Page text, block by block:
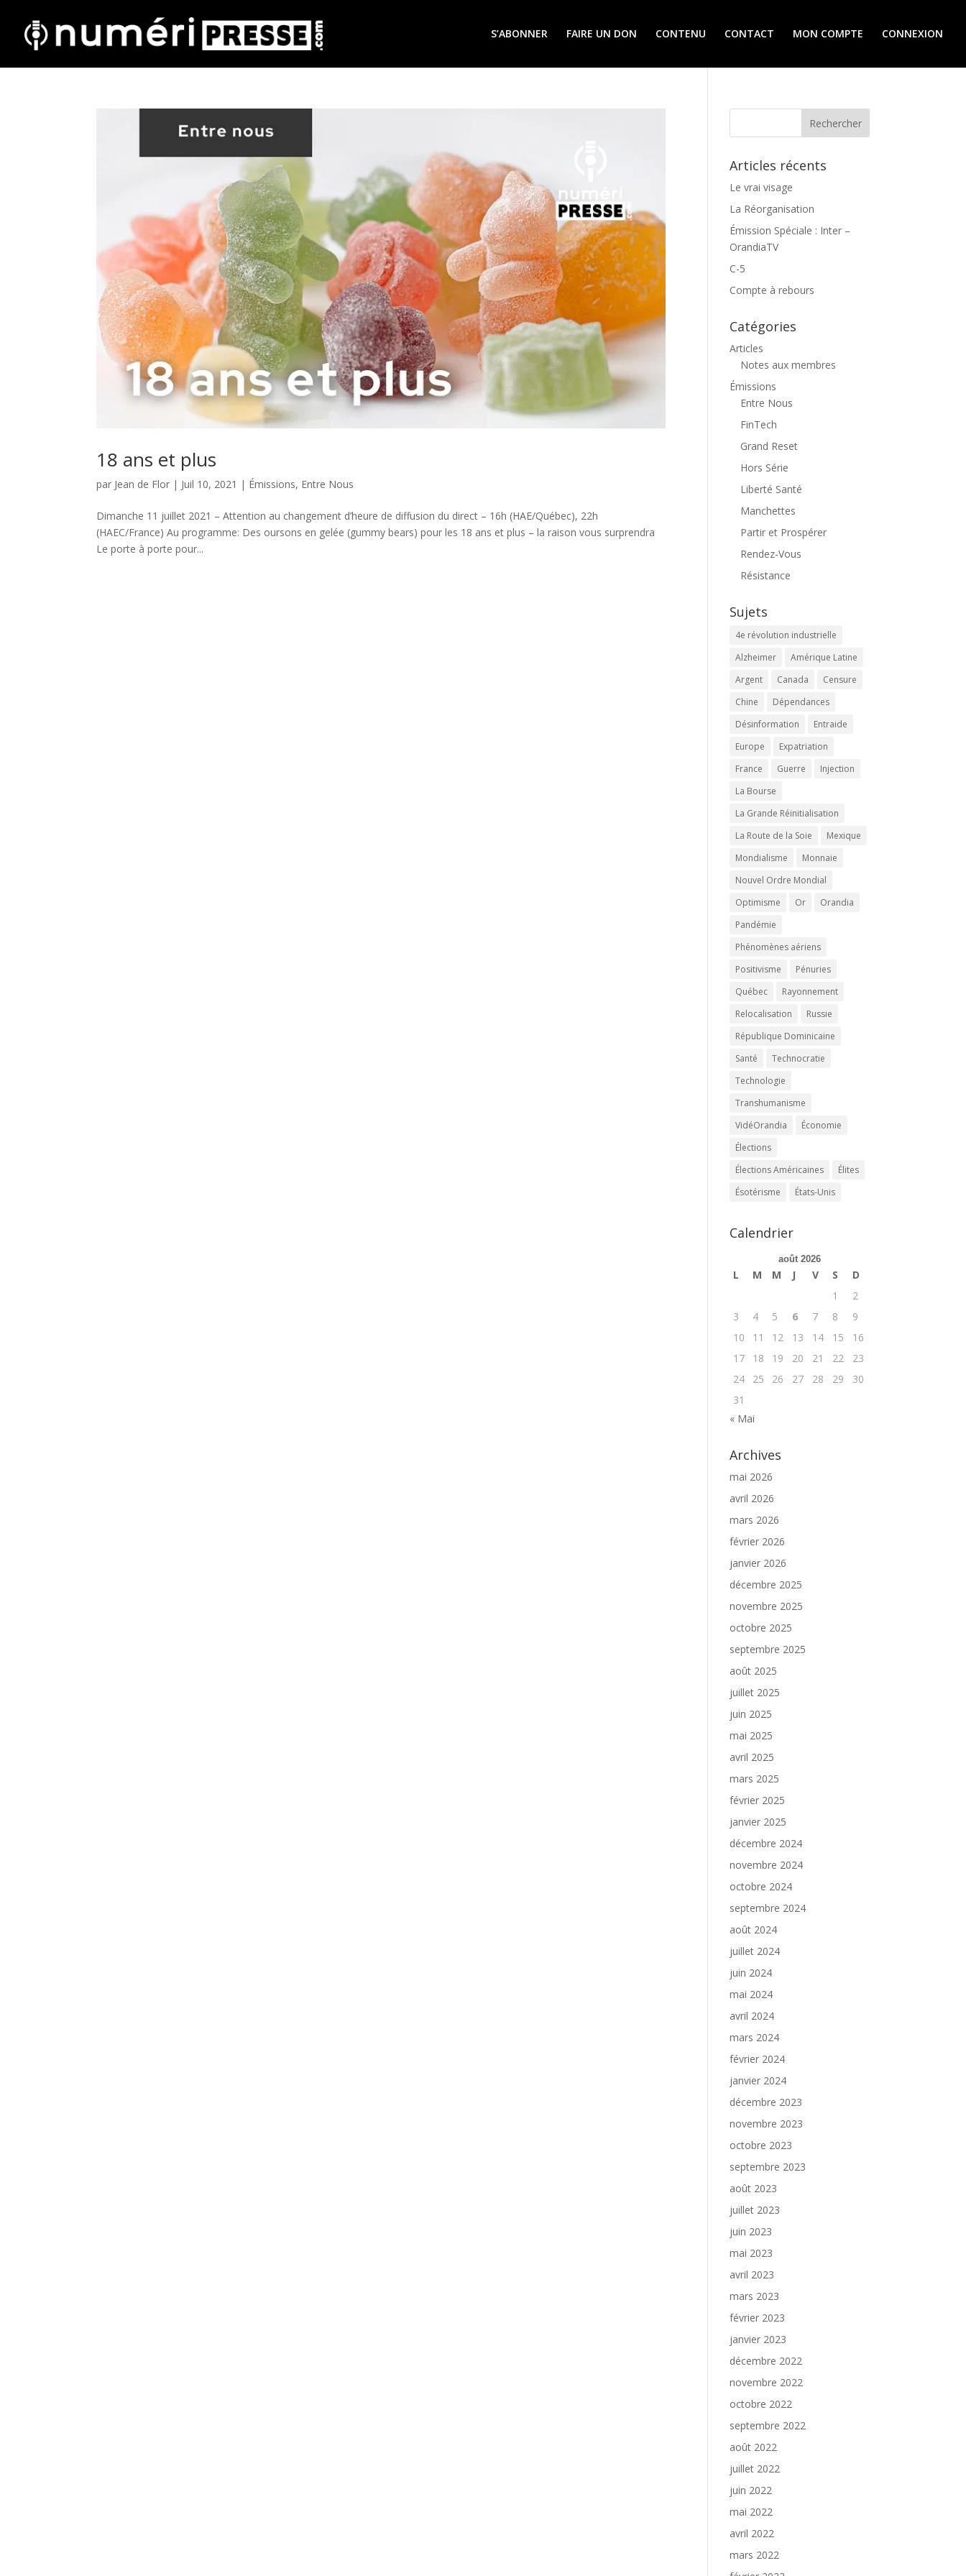
S’ABONNER FAIRE UN DON CONTENU CONTACT MON COMPTE CONNEXION
18 ans et plus
par Jean de Flor | Juil 10, 2021 | Émissions, Entre Nous
Dimanche 11 juillet 2021 – Attention au changement d’heure de diffusion du direct – 16h (HAE/Québec), 22h
(HAEC/France) Au programme: Des oursons en gelée (gummy bears) pour les 18 ans et plus – la raison vous surprendra
Le porte à porte pour...
Articles récents
Le vrai visage
La Réorganisation
Émission Spéciale : Inter –
OrandiaTV
C-5
Compte à rebours
Catégories
Articles
Notes aux membres
Émissions
Entre Nous
FinTech
Grand Reset
Hors Série
Liberté Santé
Manchettes
Partir et Prospérer
Rendez-Vous
Résistance
Sujets
4e révolution industrielle
Alzheimer
Amérique Latine
Argent
Canada
Censure
Chine
Dépendances
Désinformation
Entraide
Europe
Expatriation
France
Guerre
Injection
La Bourse
La Grande Réinitialisation
La Route de la Soie
Mexique
Mondialisme
Monnaie
Nouvel Ordre Mondial
Optimisme
Or
Orandia
Pandémie
Phénomènes aériens
Positivisme
Pénuries
Québec
Rayonnement
Relocalisation
Russie
République Dominicaine
Santé
Technocratie
Technologie
Transhumanisme
VidéOrandia
Économie
Élections
Élections Américaines
Élites
Ésotérisme
États-Unis
Calendrier
août 2026
L M M J V S
D
1
2
3
4 5 6 7 8
9
10
11 12 13 14 15
16
17
18 19 20 21 22
23
24
25 26 27 28 29
30
31
« Mai
Archives
mai 2026
avril 2026
mars 2026
février 2026
janvier 2026
décembre 2025
novembre 2025
octobre 2025
septembre 2025
août 2025
juillet 2025
juin 2025
mai 2025
avril 2025
mars 2025
février 2025
janvier 2025
décembre 2024
novembre 2024
octobre 2024
septembre 2024
août 2024
juillet 2024
juin 2024
mai 2024
avril 2024
mars 2024
février 2024
janvier 2024
décembre 2023
novembre 2023
octobre 2023
septembre 2023
août 2023
juillet 2023
juin 2023
mai 2023
avril 2023
mars 2023
février 2023
janvier 2023
décembre 2022
novembre 2022
octobre 2022
septembre 2022
août 2022
juillet 2022
juin 2022
mai 2022
avril 2022
mars 2022